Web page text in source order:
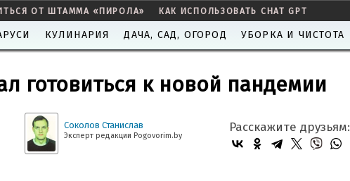
ОТ ШТАММА «ПИРОЛА» КАК ИСПОЛЬЗОВАТЬ CHAT GPT
КУЛИНАРИЯ ДАЧА, САД, ОГОРОД УБОРКА И ЧИСТОТА
готовиться к новой пандемии
Соколов Станислав
Эксперт редакции Pogovorim.by
Расскажите друзьям: